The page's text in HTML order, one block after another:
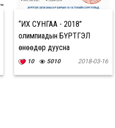
“ИХ СУНГАА - 2018”
олимпиадын БҮРТГЭЛ
өнөөдөр дуусна
10 5010 2018-03-16